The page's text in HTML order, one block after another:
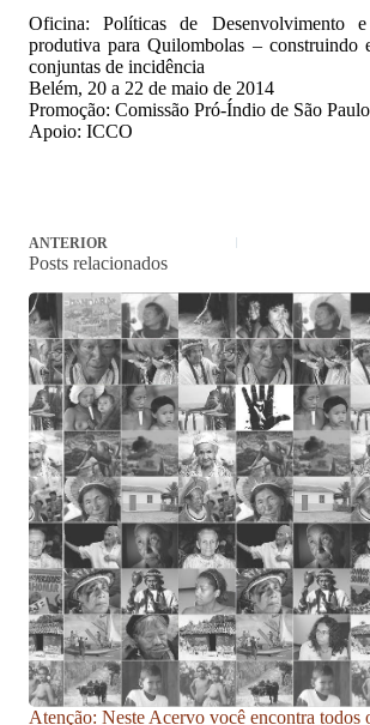
Oficina: Políticas de Desenvolvimento
produtiva para Quilombolas – construindo
conjuntas de incidência
Belém, 20 a 22 de maio de 2014
Promoção: Comissão Pró-Índio de São Paulo
Apoio: ICCO
ANTERIOR
Posts relacionados
Atenção: Neste Acervo você encontra todos